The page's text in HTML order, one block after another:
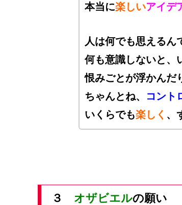
本当に楽しいアイデ
人は何でも思えるん
何も意識しないと、
恨みごとが浮かんだ
ちゃんとね、
コント
いくらでも楽しく 、
３ オザビエルの願い